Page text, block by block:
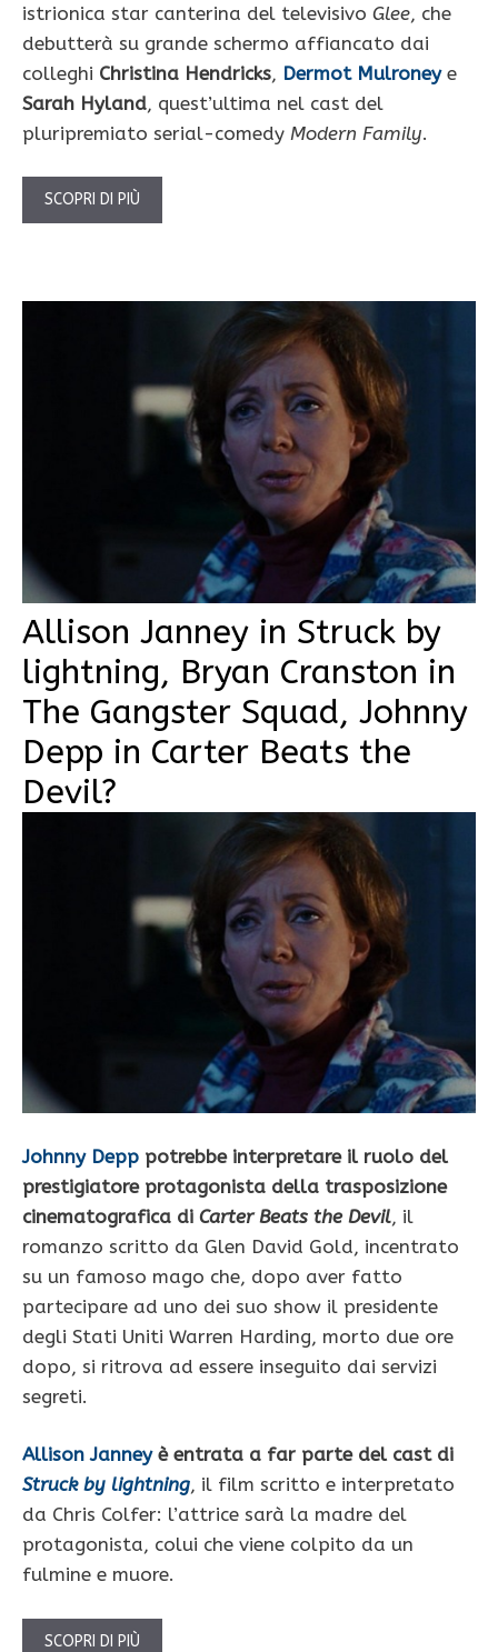
istrionica star canterina del televisivo Glee, che
debutterà su grande schermo affiancato dai
colleghi Christina Hendricks, Dermot Mulroney e
Sarah Hyland, quest’ultima nel cast del
pluripremiato serial-comedy Modern Family.
SCOPRI DI PIÙ
Allison Janney in Struck by
lightning, Bryan Cranston in
The Gangster Squad, Johnny
Depp in Carter Beats the
Devil?
Johnny Depp potrebbe interpretare il ruolo del
prestigiatore protagonista della trasposizione
cinematografica di Carter Beats the Devil, il
romanzo scritto da Glen David Gold, incentrato
su un famoso mago che, dopo aver fatto
partecipare ad uno dei suo show il presidente
degli Stati Uniti Warren Harding, morto due ore
dopo, si ritrova ad essere inseguito dai servizi
segreti.
Allison Janneyè entrata a far parte del cast di
Struck by lightning, il film scritto e interpretato
da Chris Colfer: l’attrice sarà la madre del
protagonista, colui che viene colpito da un
fulmine e muore.
SCOPRI DI PIÙ